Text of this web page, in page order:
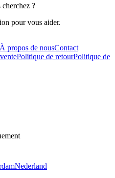
cherchez ?
pour vous aider.
À propos de nousContact
Politique de retourPolitique de
Nederland